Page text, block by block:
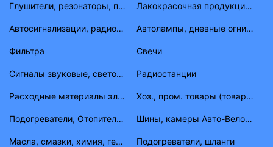
Глушители, резонаторы, приемные трубы ВАЗ, ГАЗ, УАЗ Лакокрасочная продукция (растворитель, антигравий, краска, материал)
Автосигнализации, радиостанции Автолампы, дневные огни, фары противотуманные, габаритные огни
Фильтра Свечи
Сигналы звуковые, световые Радиостанции
Расходные материалы электрика Хоз., пром. товары (товары народного потребления)
Подогреватели, Отопители, шланги, штуцера, тройники Шины, камеры Авто-Вело-Мото
Масла, смазки, химия, герметик, тосолы Подогреватели, шланги